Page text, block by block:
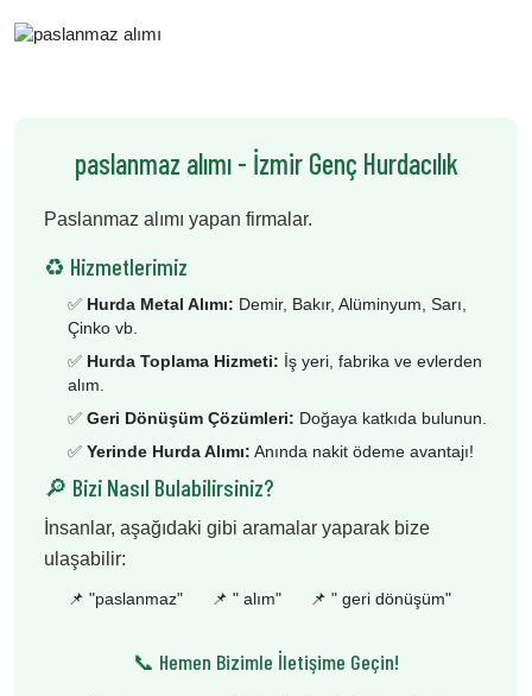
paslanmaz alımı - İzmir Genç Hurdacılık
Paslanmaz alımı yapan firmalar.
♻️ Hizmetlerimiz
✅ Hurda Metal Alımı: Demir, Bakır, Alüminyum, Sarı,
Çinko vb.
✅ Hurda Toplama Hizmeti: İş yeri, fabrika ve evlerden
alım.
✅ Geri Dönüşüm Çözümleri: Doğaya katkıda bulunun.
✅ Yerinde Hurda Alımı: Anında nakit ödeme avantajı!
🔎 Bizi Nasıl Bulabilirsiniz?
İnsanlar, aşağıdaki gibi aramalar yaparak bize
ulaşabilir:
📌 "paslanmaz" 📌 " alım" 📌 " geri dönüşüm"
📞 Hemen Bizimle İletişime Geçin!